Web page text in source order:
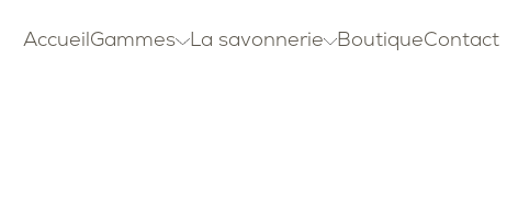
AccueilGammes La savonnerie BoutiqueContact